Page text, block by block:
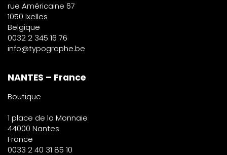
rue Américaine 67
1050 Ixelles
Belgique
0032 2 345 16 76
info@typographe.be
NANTES – France
Boutique
1 place de la Monnaie
44000 Nantes
France
0033 2 40 31 85 10